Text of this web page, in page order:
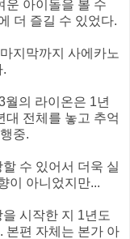
운 아이돌을 볼 수
더 즐길 수 있었다.
지막까지 사에카노
.
월의 라이온은 1년
대 전체를 놓고 추억
중.
수 있어서 더욱 실
이 아니었지만...
시작한 지 1년도
본편 자체는 본가 아